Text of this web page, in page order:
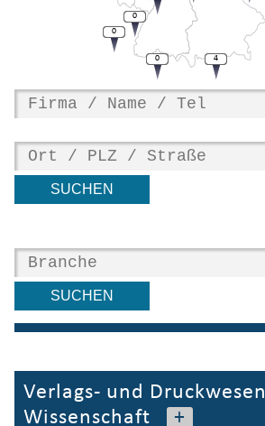
0
0
0 4
Verlags- und Druckwesen
Wissenschaft
+